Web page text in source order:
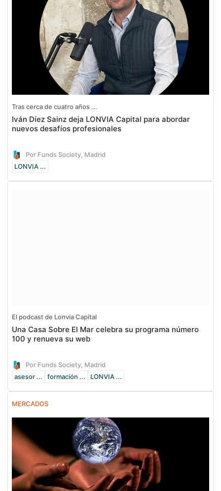
Tras cerca de cuatro años ...
Iván Díez Sainz deja LONVIA Capital para abordar
nuevos desafíos profesionales
Por Funds Society, Madrid
LONVIA ...
El podcast de Lonvia Capital
Una Casa Sobre El Mar celebra su programa número
100 y renueva su web
Por Funds Society, Madrid
asesor ...
formación ... LONVIA ...
MERCADOS